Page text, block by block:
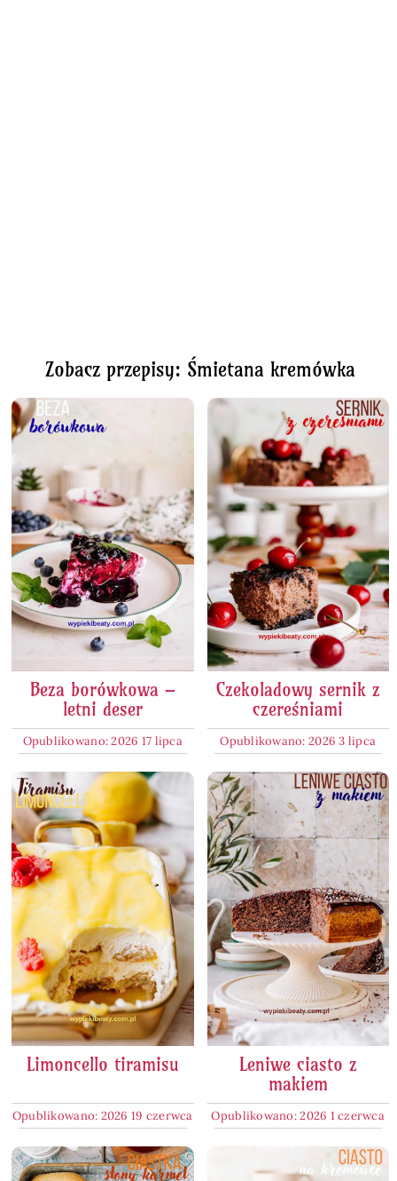
Zobacz przepisy: Śmietana kremówka
Beza borówkowa –
letni deser
Opublikowano: 2026 17 lipca
Czekoladowy sernik z
czereśniami
Opublikowano: 2026 3 lipca
Limoncello tiramisu
Opublikowano: 2026 19 czerwca
Leniwe ciasto z
makiem
Opublikowano: 2026 1 czerwca